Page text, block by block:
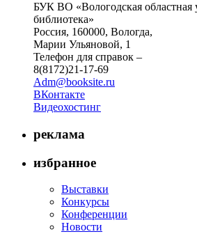
БУК ВО «Вологодская областная
библиотека»
Россия, 160000, Вологда,
Марии Ульяновой, 1
Телефон для справок –
8(8172)21-17-69
Adm@booksite.ru
ВКонтакте
Видеохостинг
реклама
избранное
Выставки
Конкурсы
Конференции
Новости